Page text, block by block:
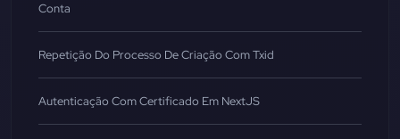
Conta
Repetição Do Processo De Criação Com Txid
Autenticação Com Certificado Em NextJS